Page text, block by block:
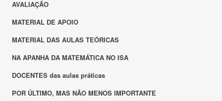
AVALIAÇÃO
MATERIAL DE APOIO
MATERIAL DAS AULAS TEÓRICAS
NA APANHA DA MATEMÁTICA NO ISA
DOCENTES das aulas práticas
POR ÚLTIMO, MAS NÃO MENOS IMPORTANTE